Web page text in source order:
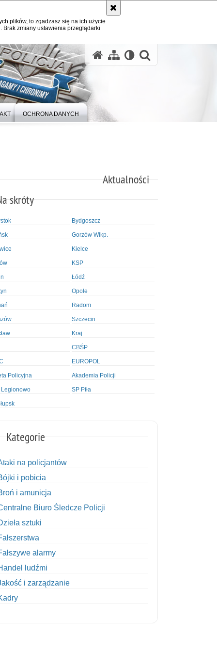
plików, to zgadzasz się na ich użycie
zmiany ustawienia przeglądarki
OCHRONA DANYCH
Aktualności
skróty
Bydgoszcz
Gorzów Wlkp.
Kielce
KSP
Łódź
Opole
Radom
Szczecin
Kraj
CBŚP
EUROPOL
Policyjna Akademia Policji
Legionowo SP Piła
Kategorie
na policjantów
i pobicia
i amunicja
Biuro Śledcze Policji
sztuki
alarmy
ludźmi
i zarządzanie